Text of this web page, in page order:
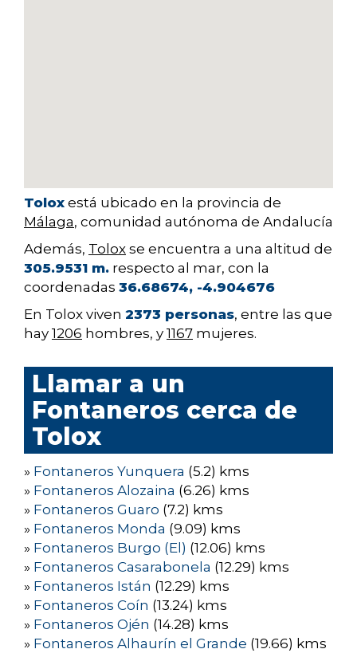
Tolox está ubicado en la provincia de
Málaga, comunidad autónoma de Andalucía
Además, Tolox se encuentra a una altitud de
305.9531 m. respecto al mar, con la
coordenadas 36.68674, -4.904676
En Tolox viven 2373 personas, entre las que
hay 1206 hombres, y 1167 mujeres.
Llamar a un
Fontaneros cerca de
Tolox
» Fontaneros Yunquera (5.2) kms
» Fontaneros Alozaina (6.26) kms
» Fontaneros Guaro (7.2) kms
» Fontaneros Monda (9.09) kms
» Fontaneros Burgo (El) (12.06) kms
» Fontaneros Casarabonela (12.29) kms
» Fontaneros Istán (12.29) kms
» Fontaneros Coín (13.24) kms
» Fontaneros Ojén (14.28) kms
» Fontaneros Alhaurín el Grande (19.66) kms